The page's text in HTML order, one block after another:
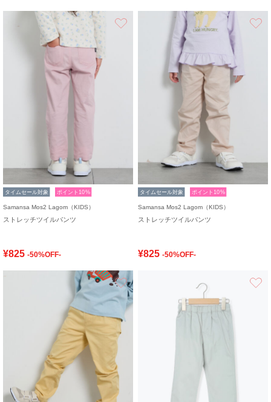
タイムセール対象 ポイント10%
Samansa Mos2 Lagom（KIDS）
ストレッチツイルパンツ
¥825 -50%OFF-
タイムセール対象 ポイント10%
Samansa Mos2 Lagom（KIDS）
ストレッチツイルパンツ
¥825 -50%OFF-